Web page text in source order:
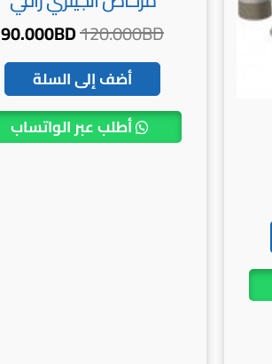
120.000BD
90.000BD
أضف إلى السلة
أطلب عبر الواتساب